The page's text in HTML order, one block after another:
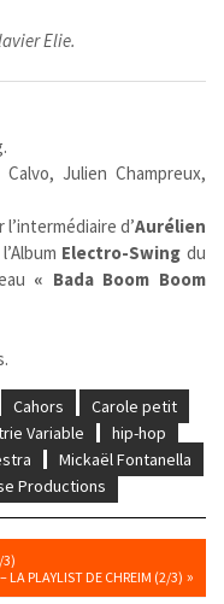
Elie.
Julien Champreux,
l’intermédiaire d’Aurélien
Electro-Swing du
« Bada Boom Boom
Cahors
Carole petit
Variable
hip-hop
Mickaël Fontanella
Productions
3)
LA PLAYLIST DE CHREIM (2/3) »